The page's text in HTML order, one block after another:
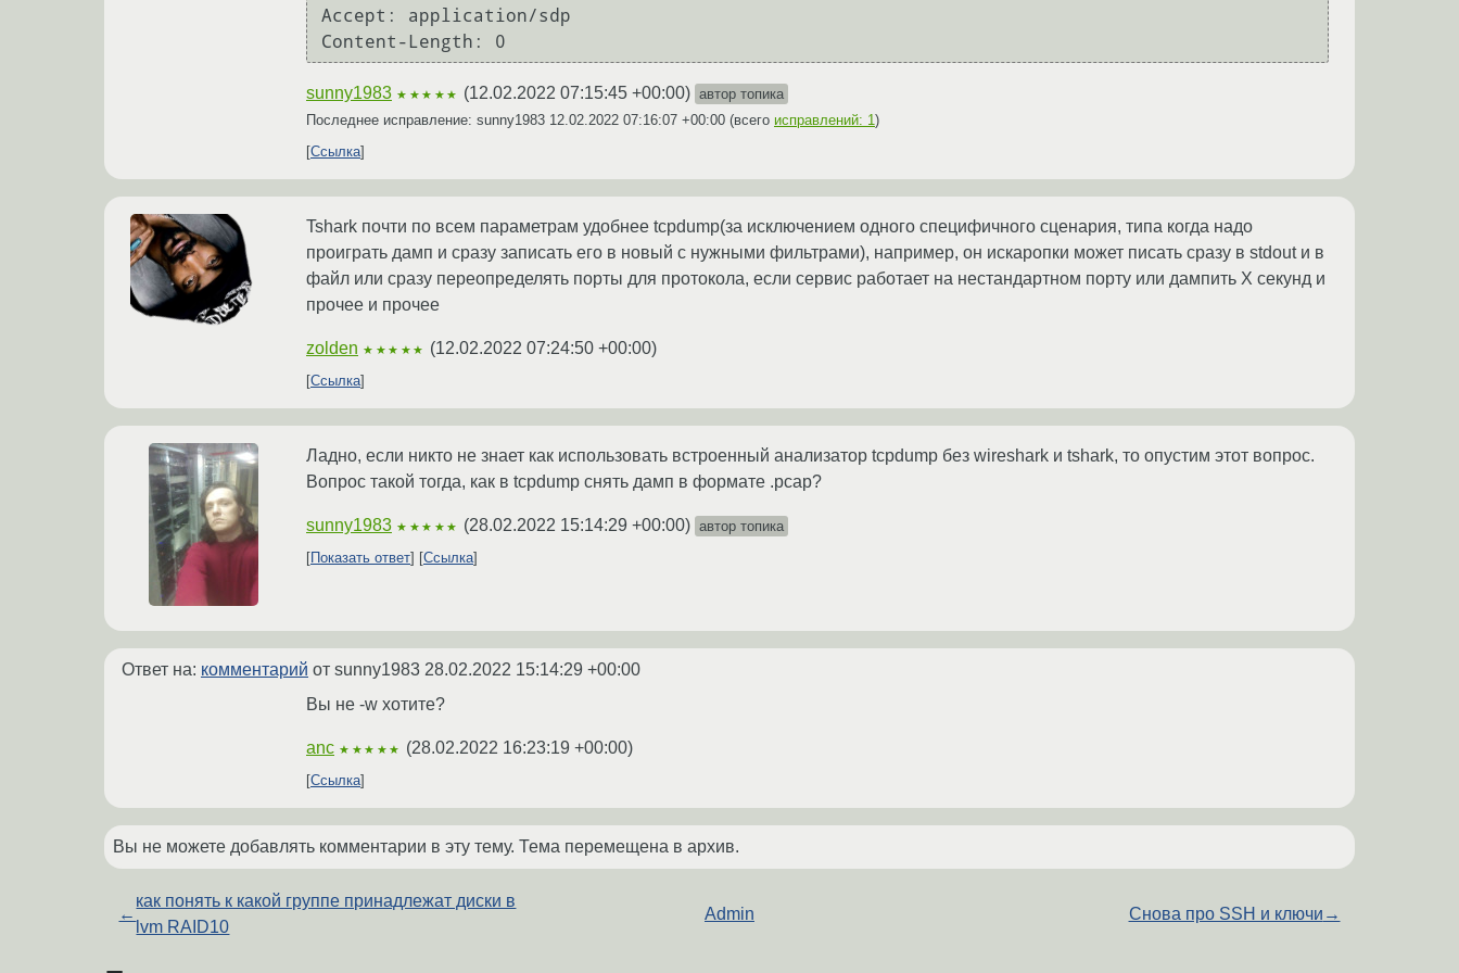
Accept: application/sdp
Content-Length: 0
sunny1983 ★★★★★ (12.02.2022 07:15:45 +00:00) автор топика
Последнее исправление: sunny1983 12.02.2022 07:16:07 +00:00 (всего исправлений: 1)
Ссылка
Tshark почти по всем параметрам удобнее tcpdump(за исключением одного специфичного сценария, типа когда надо
проиграть дамп и сразу записать его в новый с нужными фильтрами), например, он искаропки может писать сразу в stdout и в
файл или сразу переопределять порты для протокола, если сервис работает на нестандартном порту или дампить X секунд и
прочее и прочее
zolden ★★★★★ (12.02.2022 07:24:50 +00:00)
Ссылка
Ладно, если никто не знает как использовать встроенный анализатор tcpdump без wireshark и tshark, то опустим этот вопрос.
Вопрос такой тогда, как в tcpdump снять дамп в формате .pcap?
sunny1983 ★★★★★ (28.02.2022 15:14:29 +00:00) автор топика
Показать ответ
Ссылка
Ответ на: комментарий от sunny1983 28.02.2022 15:14:29 +00:00
Вы не -w хотите?
anc ★★★★★ (28.02.2022 16:23:19 +00:00)
Ссылка
Вы не можете добавлять комментарии в эту тему. Тема перемещена в архив.
←
как понять к какой группе принадлежат диски в
lvm RAID10
Admin Снова про SSH и ключи →